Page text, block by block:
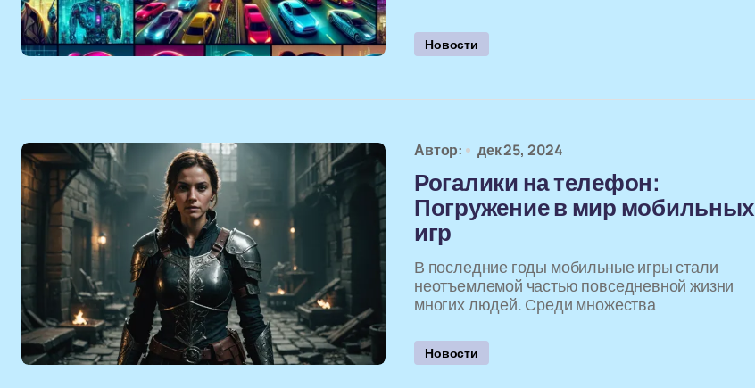
Новости
Автор: дек 25, 2024
Рогалики на телефон:
Погружение в мир мобильных
игр
В последние годы мобильные игры стали
неотъемлемой частью повседневной жизни
многих людей. Среди множества
Новости